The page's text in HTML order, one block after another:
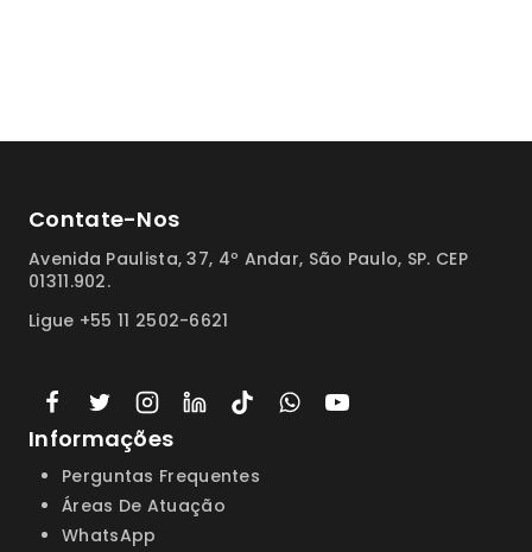
Contate-Nos
Avenida Paulista, 37, 4º Andar, São Paulo, SP. CEP
01311.902.
Ligue +55 11 2502-6621
Informações
Perguntas Frequentes
Áreas De Atuação
WhatsApp